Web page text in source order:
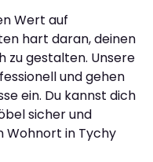
Wert auf
hart daran, deinen
zu gestalten. Unsere
und gehen
ein. Du kannst dich
sicher und
Wohnort in Tychy